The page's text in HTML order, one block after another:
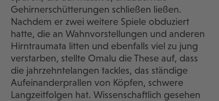
Gehirnerschütterungen schließen ließen.
Nachdem er zwei weitere Spiele obduziert
hatte, die an Wahnvorstellungen und anderen
Hirntraumata litten und ebenfalls viel zu jung
verstarben, stellte Omalu die These auf, dass
die jahrzehntelangen tackles, das ständige
Aufeinanderprallen von Köpfen, schwere
Langzeitfolgen hat. Wissenschaftlich gesehen